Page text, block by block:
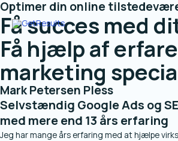
Gå
til
indholdet
Optimer din online
Få succes med
Få hjælp af
marketing
Mark Petersen Pless
Selvstændig Google Ads og
med mere end 13 års erfaring
Jeg har mange års erfaring med at hjælpe